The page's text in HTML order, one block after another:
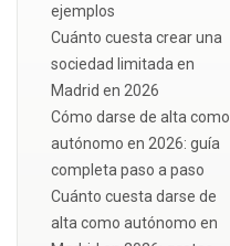
ejemplos
Cuánto cuesta crear una
sociedad limitada en
Madrid en 2026
Cómo darse de alta como
autónomo en 2026: guía
completa paso a paso
Cuánto cuesta darse de
alta como autónomo en